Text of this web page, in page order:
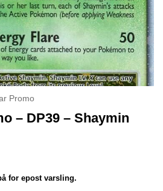
Promo
– DP39 – Shaymin
for epost varsling.